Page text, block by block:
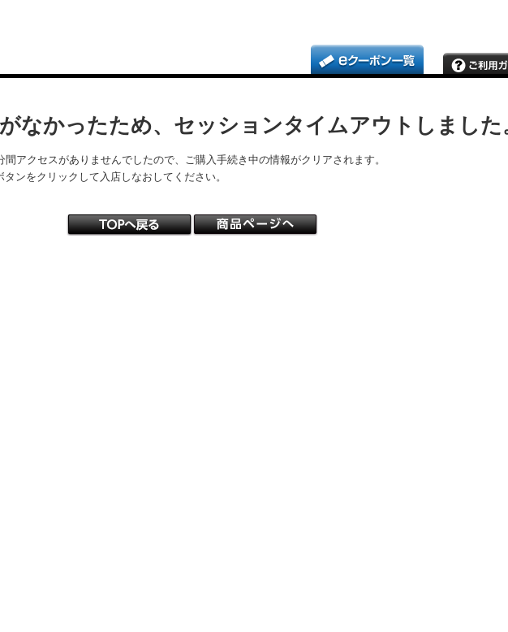
なかったため、セッションタイムアウトしました
アクセスがありませんでしたので、ご購入手続き中の情報がクリアされます。
ンをクリックして入店しなおしてください。